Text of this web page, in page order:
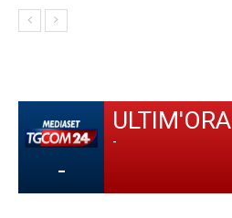
-
ULTIM'ORA
-